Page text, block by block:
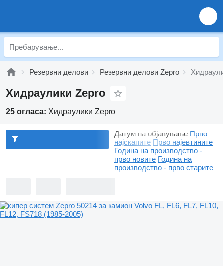
Резервни делови Резервни делови Zepro
Хидраулики Zepro
25 огласа: Хидраулики Zepro
Датум на објавување Прво
најскапите Прво најевтините
Година на производство -
прво новите Година на
производство - прво старите